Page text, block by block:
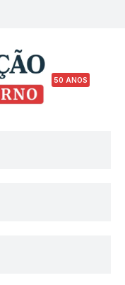
50 ANOS